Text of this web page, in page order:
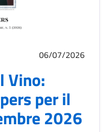
06/07/2026
Vino:
per il
2026